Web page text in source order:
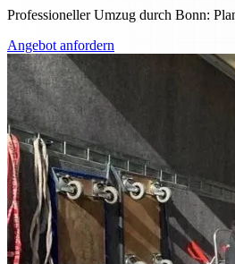
Professioneller Umzug durch Bonn:
Angebot anfordern